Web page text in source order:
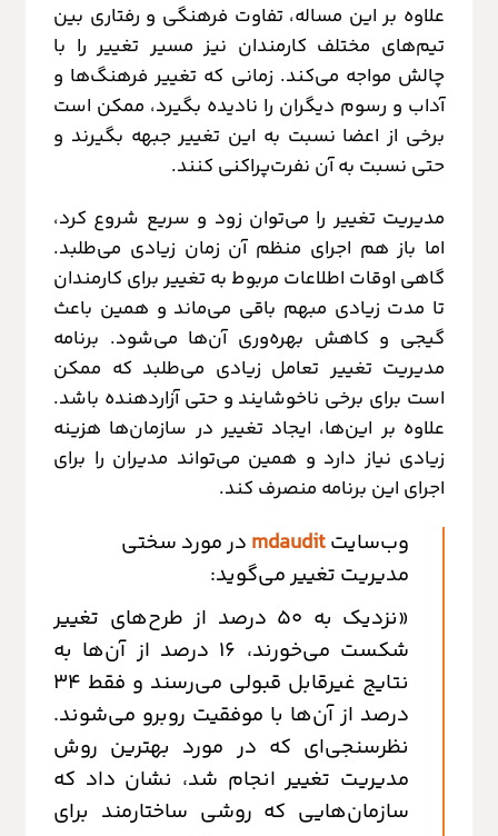
علاوه بر این مساله، تفاوت فرهنگی و رفتاری بین
تیم‌های مختلف کارمندان نیز مسیر تغییر را با
چالش مواجه می‌کند. زمانی که تغییر فرهنگ‌ها و
آداب و رسوم دیگران را نادیده بگیرد، ممکن است
برخی از اعضا نسبت به این تغییر جبهه بگیرند و
حتی نسبت به آن نفرت‌پراکنی کنند.
مدیریت تغییر را می‌توان زود و سریع شروع کرد،
اما باز هم اجرای منظم آن زمان زیادی می‌طلبد.
گاهی اوقات اطلاعات مربوط به تغییر برای کارمندان
تا مدت زیادی مبهم باقی می‌ماند و همین باعث
گیجی و کاهش بهره‌وری آن‌ها می‌شود. برنامه
مدیریت تغییر تعامل زیادی می‌طلبد که ممکن
است برای برخی ناخوشایند و حتی آزاردهنده باشد.
علاوه بر این‌ها، ایجاد تغییر در سازمان‌ها هزینه
زیادی نیاز دارد و همین می‌تواند مدیران را برای
اجرای این برنامه منصرف کند.
وب‌سایتmdaudit در مورد سختی
مدیریت تغییر می‌گوید:
«نزدیک به 50 درصد از طرح‌های تغییر
شکست می‌خورند، 16 درصد از آن‌ها به
نتایج غیرقابل قبولی می‌رسند و فقط 34
درصد از آن‌ها با موفقیت روبرو می‌شوند.
نظرسنجی‌ای که در مورد بهترین روش
مدیریت تغییر انجام شد، نشان داد که
سازمان‌هایی که روشی ساختارمند برای